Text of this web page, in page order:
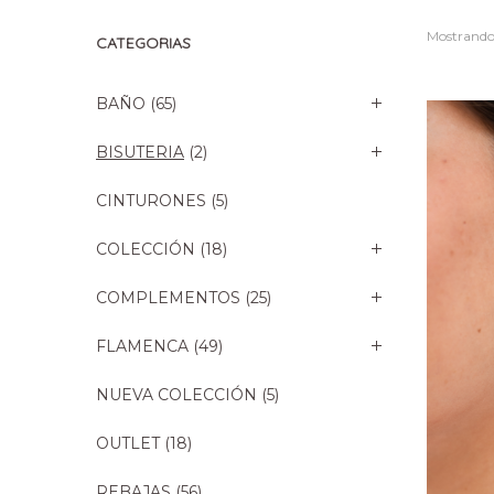
CATEGORIAS
BAÑO (65)
BISUTERIA (2)
CINTURONES (5)
COLECCIÓN (18)
COMPLEMENTOS (25)
FLAMENCA (49)
NUEVA COLECCIÓN (5)
OUTLET (18)